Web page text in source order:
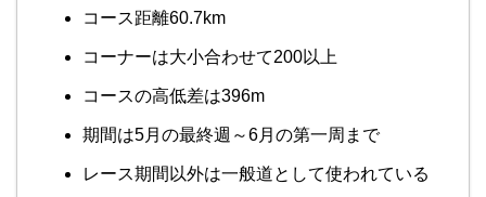
コース距離60.7km
コーナーは大小合わせて200以上
コースの高低差は396m
期間は5月の最終週～6月の第一周まで
レース期間以外は一般道として使われている